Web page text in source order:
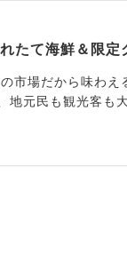
たて海鮮＆限
市場だから味わ
地元民も観光客